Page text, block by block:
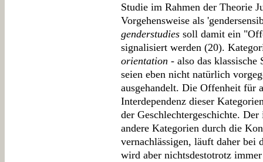
Studie im Rahmen der Theorie
Vorgehensweise als
genderstudies soll damit ein
signalisiert werden (20).
orientation - also das
seien eben nicht natürlich
ausgehandelt. Die Offenheit für
Interdependenz dieser
der Geschlechtergeschichte.
andere Kategorien durch die
vernachlässigen, läuft daher bei
wird aber nichtsdestotrotz